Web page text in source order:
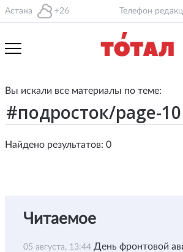
Астана +26 Телефон
Вы искали все материалы по теме:
Найдено результатов: 0
Читаемое
05 августа, 13:44 День фронтовой